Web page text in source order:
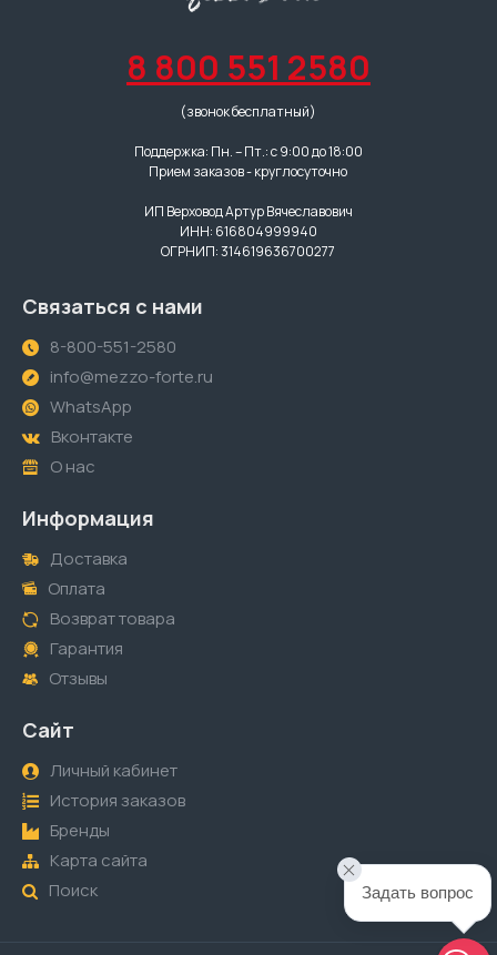
8 800 551 2580
(звонок бесплатный)
Поддержка: Пн. – Пт.: с 9:00 до 18:00
Прием заказов - круглосуточно
ИП Верховод Артур Вячеславович
ИНН: 616804999940
ОГРНИП: 314619636700277
Связаться с нами
8-800-551-2580
info@mezzo-forte.ru
WhatsApp
Вконтакте
О нас
Информация
Доставка
Оплата
Возврат товара
Гарантия
Отзывы
Сайт
Личный кабинет
История заказов
Бренды
Карта сайта
Поиск
Задать вопрос